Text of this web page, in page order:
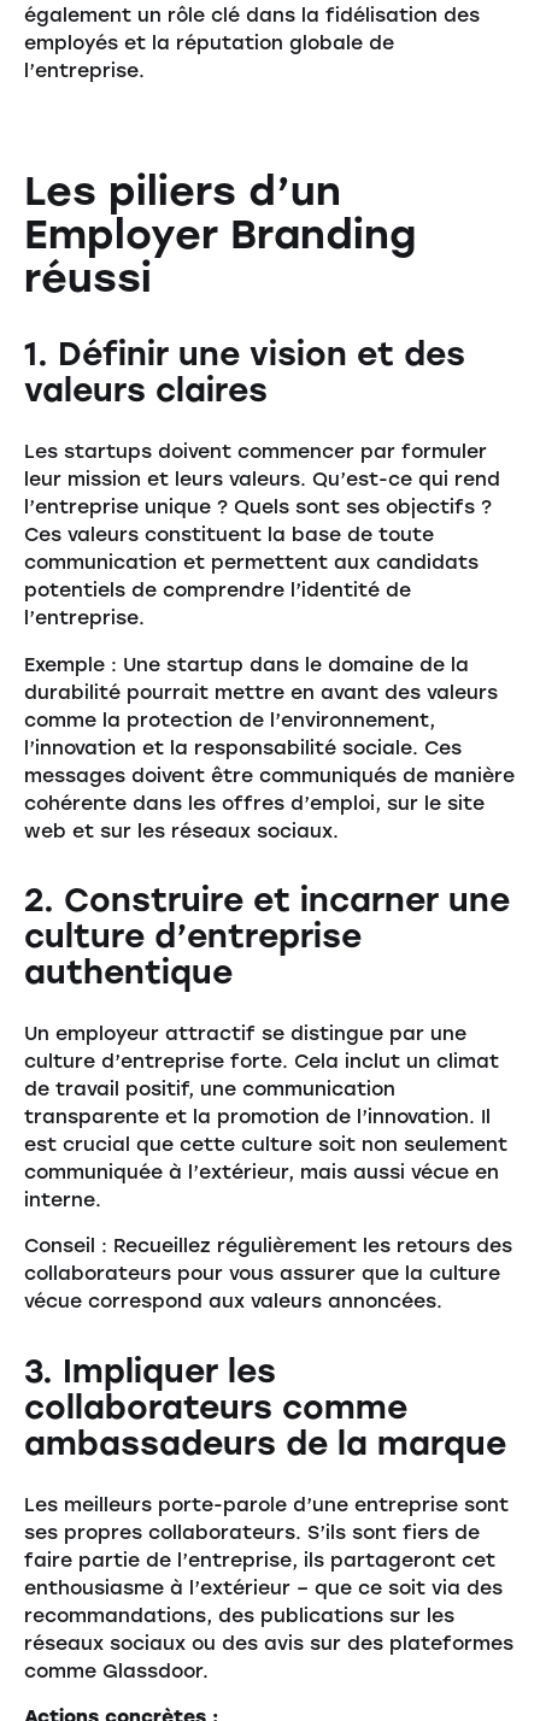
également un rôle clé dans la fidélisation des
employés et la réputation globale de
l’entreprise.
Les piliers d’un
Employer Branding
réussi
1. Définir une vision et des
valeurs claires
Les startups doivent commencer par formuler
leur mission et leurs valeurs. Qu’est-ce qui rend
l’entreprise unique ? Quels sont ses objectifs ?
Ces valeurs constituent la base de toute
communication et permettent aux candidats
potentiels de comprendre l’identité de
l’entreprise.
Exemple : Une startup dans le domaine de la
durabilité pourrait mettre en avant des valeurs
comme la protection de l’environnement,
l’innovation et la responsabilité sociale. Ces
messages doivent être communiqués de manière
cohérente dans les offres d’emploi, sur le site
web et sur les réseaux sociaux.
2. Construire et incarner une
culture d’entreprise
authentique
Un employeur attractif se distingue par une
culture d’entreprise forte. Cela inclut un climat
de travail positif, une communication
transparente et la promotion de l’innovation. Il
est crucial que cette culture soit non seulement
communiquée à l’extérieur, mais aussi vécue en
interne.
Conseil : Recueillez régulièrement les retours des
collaborateurs pour vous assurer que la culture
vécue correspond aux valeurs annoncées.
3. Impliquer les
collaborateurs comme
ambassadeurs de la marque
Les meilleurs porte-parole d’une entreprise sont
ses propres collaborateurs. S’ils sont fiers de
faire partie de l’entreprise, ils partageront cet
enthousiasme à l’extérieur – que ce soit via des
recommandations, des publications sur les
réseaux sociaux ou des avis sur des plateformes
comme Glassdoor.